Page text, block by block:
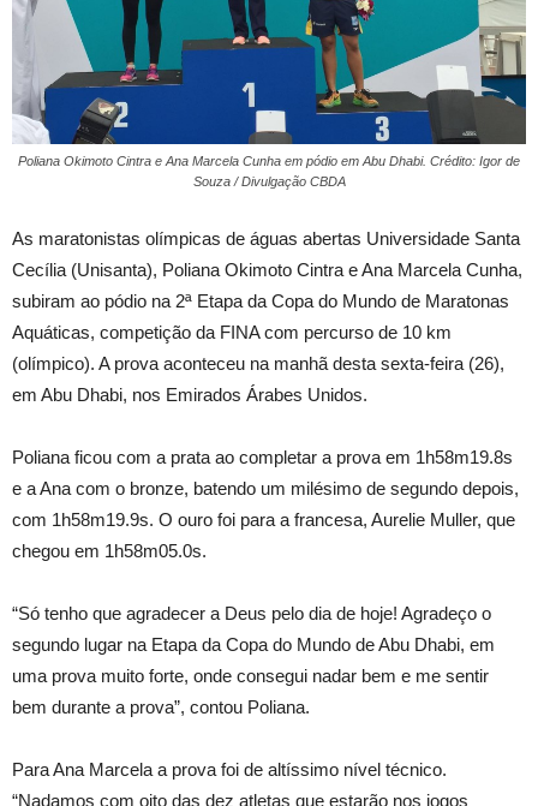
Poliana Okimoto Cintra e Ana Marcela Cunha em pódio em Abu Dhabi. Crédito: Igor de
Souza / Divulgação CBDA
As maratonistas olímpicas de águas abertas Universidade Santa
Cecília (Unisanta), Poliana Okimoto Cintra e Ana Marcela Cunha,
subiram ao pódio na 2ª Etapa da Copa do Mundo de Maratonas
Aquáticas, competição da FINA com percurso de 10 km
(olímpico). A prova aconteceu na manhã desta sexta-feira (26),
em Abu Dhabi, nos Emirados Árabes Unidos.
Poliana ficou com a prata ao completar a prova em 1h58m19.8s
e a Ana com o bronze, batendo um milésimo de segundo depois,
com 1h58m19.9s. O ouro foi para a francesa, Aurelie Muller, que
chegou em 1h58m05.0s.
“Só tenho que agradecer a Deus pelo dia de hoje! Agradeço o
segundo lugar na Etapa da Copa do Mundo de Abu Dhabi, em
uma prova muito forte, onde consegui nadar bem e me sentir
bem durante a prova”, contou Poliana.
Para Ana Marcela a prova foi de altíssimo nível técnico.
“Nadamos com oito das dez atletas que estarão nos jogos